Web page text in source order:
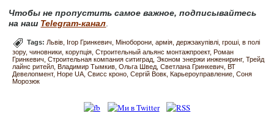
Чтобы не пропустить самое важное, подписывайтесь
на наш Telegram-канал
Tags: Львів Ігор Гринкевич Міноборони армія держзакупівлі гроші в полі
зору чиновники корупція Строительный альянс монтажпроект Роман
Гринкевич
Строительная компания ситиград Эконом энержи инжениринг Трейд
лайнс ритейл Владимир Тымкив Ольга Швед Светлана Гринкевич
ВТ
Девелопмент Hope UA Свисс кроно Сергій Вовк Карьероуправление Соня
Морозюк